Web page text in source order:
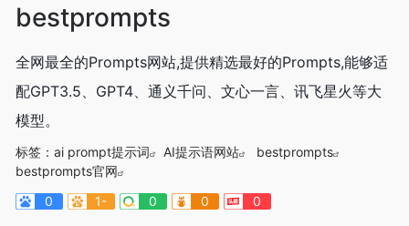
bestprompts
全网最全的Prompts网站,提供精选最好的Prompts,能够适
配GPT3.5、GPT4、通义千问、文心一言、讯飞星火等大
模型。
标签： ai prompt提示词 AI提示语网站
bestprompts
bestprompts官网
0
1- 0 0 0